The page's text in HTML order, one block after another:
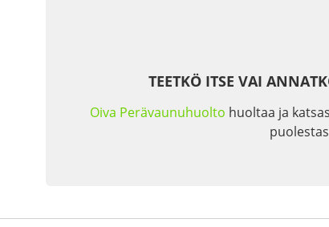
TEETKÖ ITSE VAI
Oiva Perävaunuhuolto huoltaa ja